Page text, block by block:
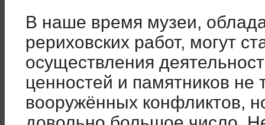
В наше время музеи,
рериховских работ, могут
осуществления
ценностей и памятников не
вооружённых конфликтов,